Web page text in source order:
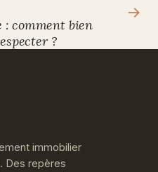
: comment bien
?
→
immobilier
Des repères